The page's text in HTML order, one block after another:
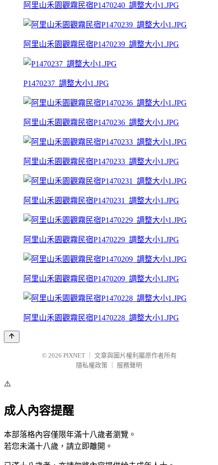
阿里山禾園觀霧民宿P1470240_調整大小1.JPG
阿里山禾園觀霧民宿P1470239_調整大小1.JPG
P1470237_調整大小1.JPG
阿里山禾園觀霧民宿P1470236_調整大小1.JPG
阿里山禾園觀霧民宿P1470233_調整大小1.JPG
阿里山禾園觀霧民宿P1470231_調整大小1.JPG
阿里山禾園觀霧民宿P1470229_調整大小1.JPG
阿里山禾園觀霧民宿P1470209_調整大小1.JPG
阿里山禾園觀霧民宿P1470228_調整大小1.JPG
© 2026 PIXNET
文章與圖片權利屬原作者所有
隱私權政策
服務聲明
⚠️
成人內容提醒
本部落格內容僅限年滿十八歲者瀏覽。
若您未滿十八歲，請立即離開。